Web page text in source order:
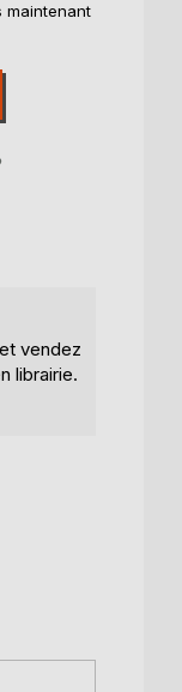
maintenant
vendez
librairie.